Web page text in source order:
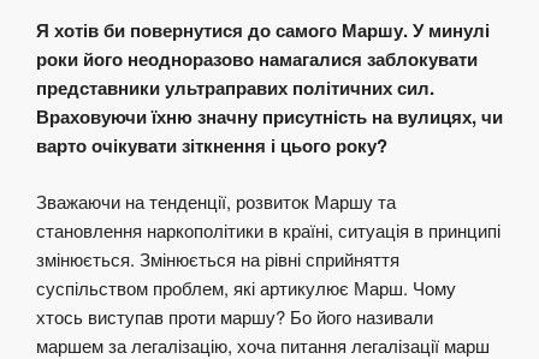
Я хотів би повернутися до самого Маршу. У минулі
роки його неодноразово намагалися заблокувати
представники ультраправих політичних сил.
Враховуючи їхню значну присутність на вулицях, чи
варто очікувати зіткнення і цього року?
Зважаючи на тенденції, розвиток Маршу та
становлення наркополітики в країні, ситуація в принципі
змінюється. Змінюється на рівні сприйняття
суспільством проблем, які артикулює Марш. Чому
хтось виступав проти маршу? Бо його називали
маршем за легалізацію, хоча питання легалізації марш